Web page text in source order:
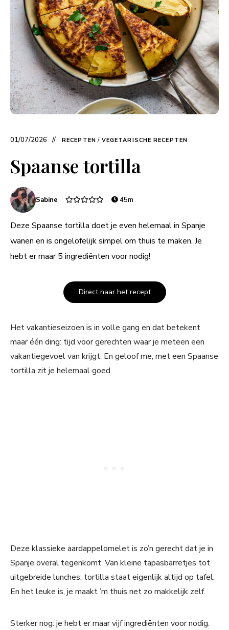
01/07/2026 RECEPTEN / VEGETARISCHE RECEPTEN
Spaanse tortilla
Sabine 45m
Deze Spaanse tortilla doet je even helemaal in Spanje
wanen en is ongelofelijk simpel om thuis te maken. Je
hebt er maar 5 ingrediënten voor nodig!
Direct naar het recept
Het vakantieseizoen is in volle gang en dat betekent
maar één ding: tijd voor gerechten waar je meteen een
vakantiegevoel van krijgt. En geloof me, met een Spaanse
tortilla zit je helemaal goed.
Deze klassieke aardappelomelet is zo’n gerecht dat je in
Spanje overal tegenkomt. Van kleine tapasbarretjes tot
uitgebreide lunches: tortilla staat eigenlijk altijd op tafel.
En het leuke is, je maakt ’m thuis net zo makkelijk zelf.
Sterker nog: je hebt er maar vijf ingrediënten voor nodig.